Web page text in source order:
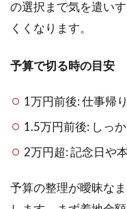
後悔
しに
くい
絞り
2
錦
糸
町
級
寿
の選択まで気を遣い
くくなります。
予算で切る時の目安
1万円前後: 仕事帰
1.5万円前後: しっ
2万円超: 記念日や
予算の整理が曖昧な